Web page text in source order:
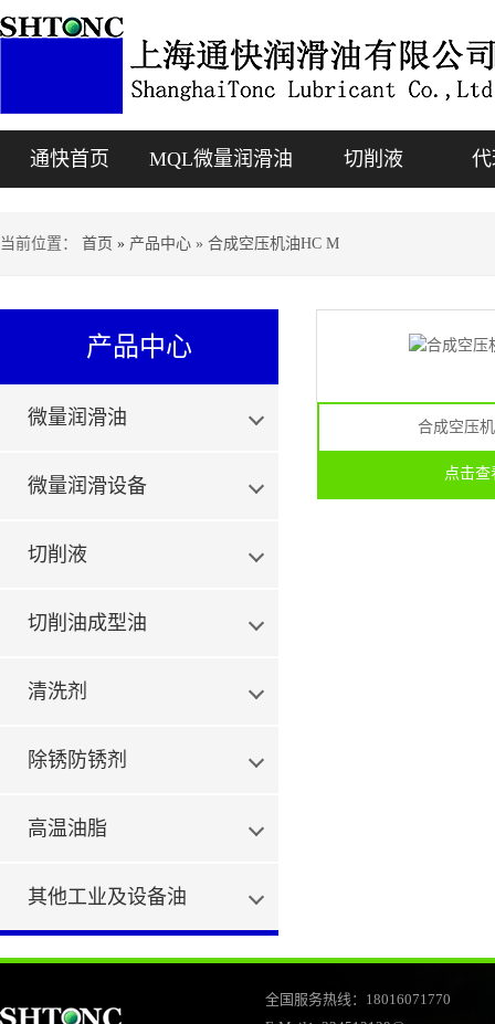
通快首页 MQL微量润滑油 切削液
当前位置： 首页 » 产品中心 » 合成空压机油HC M
产品中心
微量润滑油
微量润滑设备
切削液
切削油成型油
清洗剂
除锈防锈剂
高温油脂
其他工业及设备油
合成空压
点击查
全国服务热线：18016071770